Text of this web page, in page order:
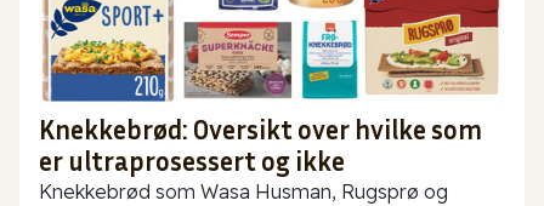
Knekkebrød: Oversikt over hvilke som
er ultraprosessert og ikke
Knekkebrød som Wasa Husman, Rugsprø og